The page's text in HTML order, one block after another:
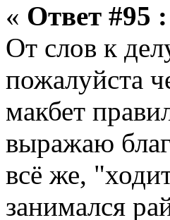
« Ответ #95 :
От слов к
пожалуйста
макбет
выражаю
всё же,
занимался